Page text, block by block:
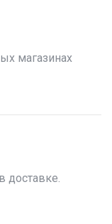
магазинах
доставке.